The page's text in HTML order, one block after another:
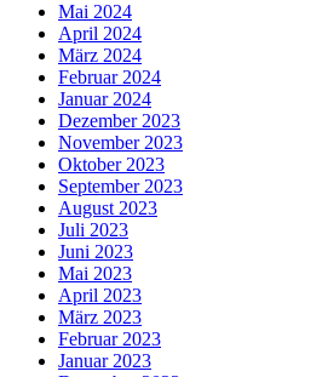
Mai 2024
April 2024
März 2024
Februar 2024
Januar 2024
Dezember 2023
November 2023
Oktober 2023
September 2023
August 2023
Juli 2023
Juni 2023
Mai 2023
April 2023
März 2023
Februar 2023
Januar 2023